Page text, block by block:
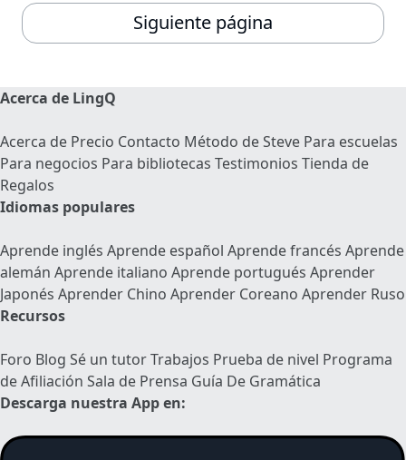
Siguiente página
Acerca de LingQ
Acerca de Precio Contacto Método de Steve Para escuelas
Para negocios Para bibliotecas Testimonios Tienda de
Regalos
Idiomas populares
Aprende inglés Aprende español Aprende francés Aprende
alemán Aprende italiano Aprende portugués Aprender
Japonés Aprender Chino Aprender Coreano Aprender Ruso
Recursos
Foro Blog Sé un tutorTrabajos Prueba de nivel Programa
de Afiliación Sala de Prensa Guía De Gramática
Descarga nuestra App en: